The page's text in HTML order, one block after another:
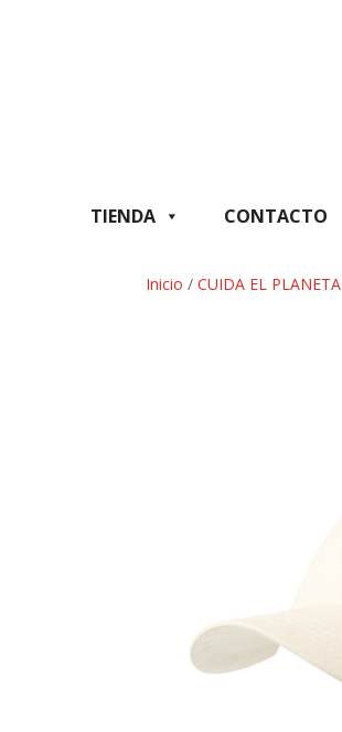
TIENDA CONTACTO
Inicio / CUIDA EL PLANETA